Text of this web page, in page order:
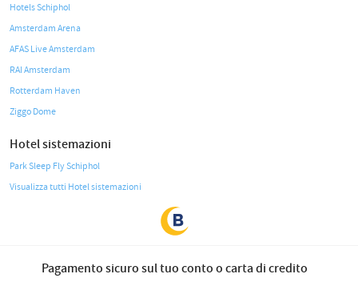
Hotels Schiphol
Amsterdam Arena
AFAS Live Amsterdam
RAI Amsterdam
Rotterdam Haven
Ziggo Dome
Hotel sistemazioni
Park Sleep Fly Schiphol
Visualizza tutti Hotel sistemazioni
Pagamento sicuro sul tuo conto o carta di credito